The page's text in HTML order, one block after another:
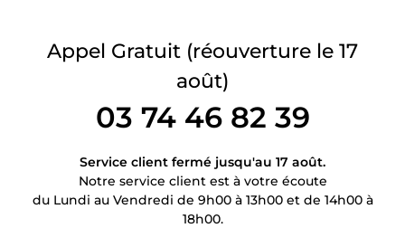
Appel Gratuit (réouverture le 17
août)
03 74 46 82 39
Service client fermé jusqu'au 17 août.
Notre service client est à votre écoute
du Lundi au Vendredi de 9h00 à 13h00 et de 14h00 à
18h00.